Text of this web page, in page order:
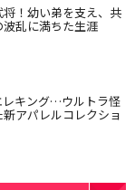
！幼い弟を支え、共
乱に満ちた生涯
レキング…ウルトラ怪
アパレルコレクショ